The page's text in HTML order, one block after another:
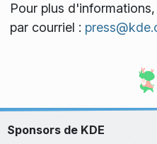
Pour plus
par courriel :
Sponsors de KDE